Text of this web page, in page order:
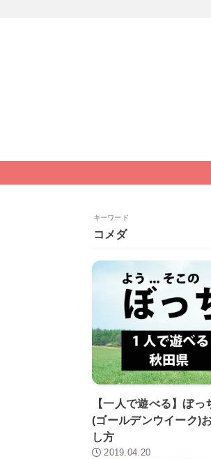
キーワード
コメダ
【一人で遊べる】ぼ
(ゴールデンウイーク)
し方
2019.04.20